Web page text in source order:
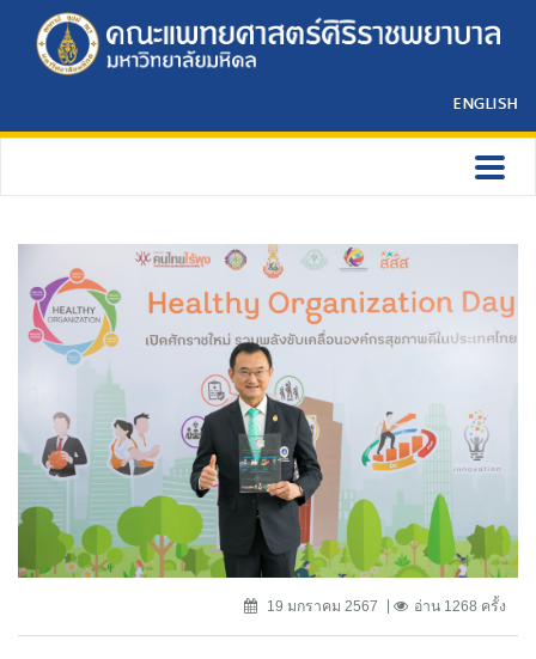
ENGLISH
19 มกราคม 2567 อ่าน 1268 ครั้ง